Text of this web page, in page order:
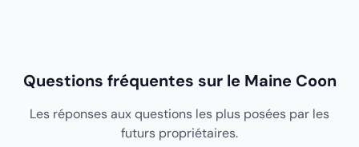
Questions fréquentes sur le Maine Coon
Les réponses aux questions les plus posées par les
futurs propriétaires.